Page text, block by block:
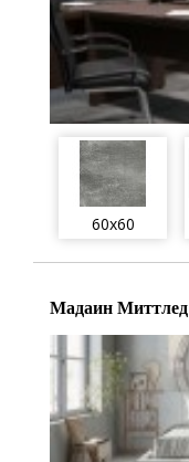
60x60
Мадаин